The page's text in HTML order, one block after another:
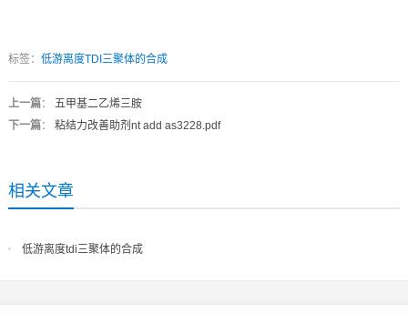
标签： 低游离度TDI三聚体的合成
上一篇： 五甲基二乙烯三胺
下一篇： 粘结力改善助剂nt add as3228.pdf
相关文章
低游离度tdi三聚体的合成